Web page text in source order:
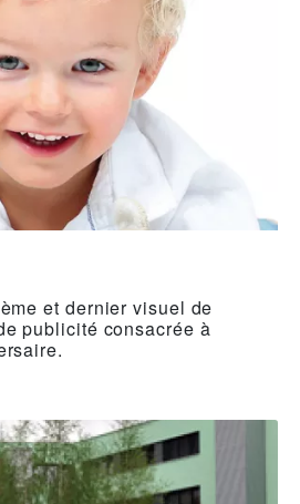
et dernier visuel de
publicité consacrée à